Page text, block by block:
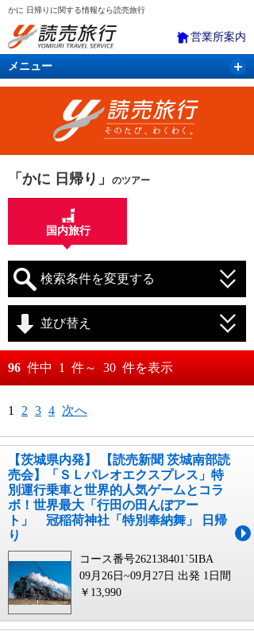
かに 日帰りに関する情報なら読売旅行
営業所案内
メニュー
国内旅行 バスツアー 海外旅行
「かに 日帰り」 のツアー
国内旅行
検索条件を変更する
月
月 日
並び替え
おすすめ順
料金が高い順
96 件中 1 件～ 30 件を表示
1 2 3 4 次へ
【茨城県内発】 【読売新聞 茨城南部読
売会】「ＳＬパレオエクスプレス」特
別運行乗車と世界的人気ゲームとコラ
ボ！世界最大「行田の田んぼアー
ト」 冠稲荷神社「特別奉納舞」 日帰
り
コース番号262138401`5IBA
09月26日~09月27日 出発 1日間
￥13,990